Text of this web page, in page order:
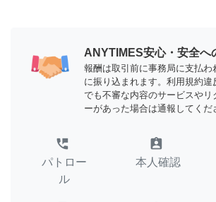
ANYTIMES安心・安全へ
報酬は取引前に事務局に支払わ
に振り込まれます。利用規約違
でも不審な内容のサービスやリ
ーがあった場合は通報してくだ
perm_phone_msg
パトロー
ル
assignment_ind
本人確認